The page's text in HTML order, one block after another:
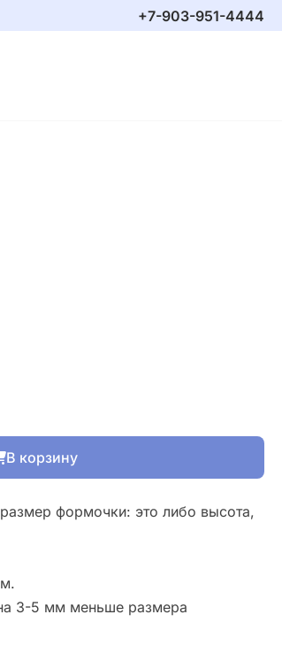
+7-903-951-4444
В корзину
формочки: это либо высота,
3-5 мм меньше размера